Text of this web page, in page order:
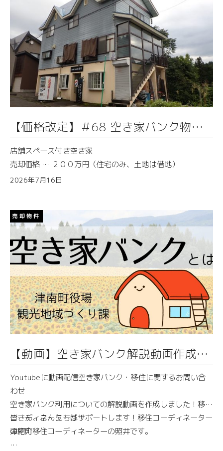
【価格改定】＃68 空き家バンク物件
情報（鹿渡）
店舗スペース付き空き家
売却価格 … ２００万円（住宅のみ、土地は借地）
2026年7月16日
売却物件
【動画】空き家バンク解説動画作成し
ました！
Youtubeに動画配信空き家バンク・移住に関するお問い合
わせ
空き家バンク利用についての解説動画を作成しました！移住
コーディネーターがサポートします！移住コーディネーター
の紹介
皆さん、こんにちは！
津南町移住コーディネーターの照井です。